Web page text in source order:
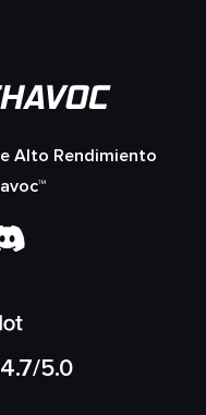
Alto Rendimiento
4.7/5.0